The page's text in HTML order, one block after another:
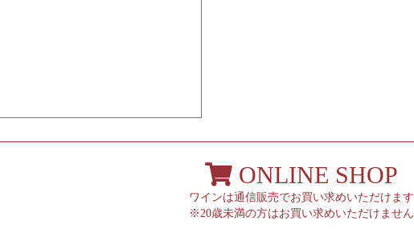
ONLINE SHOP
ワインは通信販売でお買い求めいただけます
※20歳未満の方はお買い求めいただけません